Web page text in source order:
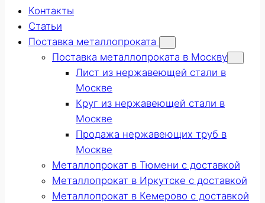
Контакты
Статьи
Поставка металлопроката
Поставка металлопроката в Москву
Лист из нержавеющей стали в
Москве
Круг из нержавеющей стали в
Москве
Продажа нержавеющих труб в
Москве
Металлопрокат в Тюмени с доставкой
Металлопрокат в Иркутске с доставкой
Металлопрокат в Кемерово с доставкой